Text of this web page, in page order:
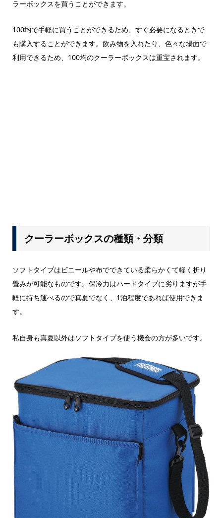
ラーボックスを買うことができます。
100均で手軽に買うことができるため、すぐ必要になるときで
も購入することができます。飲み物を入れたり、色々な場面で
利用できるため、100均のクーラーボックスは重宝されます。
クーラーボックスの種類・分類
ソフトタイプはビニールや布でできている柔らかくて軽く折り
畳みが可能なものです。保冷力はハードタイプに劣りますが手
軽に持ち運べるので真夏でなく、1泊程度であれば使用できま
す。
私自身も真夏以外はソフトタイプを使う機会の方が多いです。